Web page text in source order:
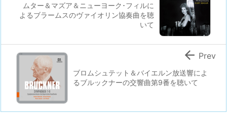
ムター＆マズア＆ニューヨーク･フィルに
よるブラームスのヴァイオリン協奏曲を聴
いて
ブロムシュテット＆バイエルン放送響によ
るブルックナーの交響曲第9番を聴いて
 Prev